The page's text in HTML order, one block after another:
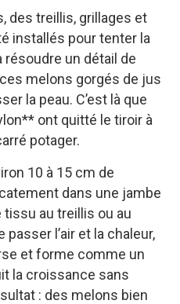
des treillis, grillages et
installés pour tenter la
un détail de
melons gorgés de jus
la peau. C’est là que
ont quitté le tiroir à
potager.
10 à 15 cm de
dans une jambe
tissu au treillis ou au
l’air et la chaleur,
et forme comme un
la croissance sans
: des melons bien